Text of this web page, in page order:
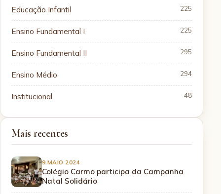
Educação Infantil 225
Ensino Fundamental I 225
Ensino Fundamental II 295
Ensino Médio 294
Institucional 48
Mais recentes
9 MAIO 2024
Colégio Carmo participa da Campanha
Natal Solidário